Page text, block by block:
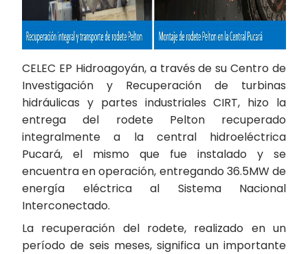
CELEC EP Hidroagoyán, a través de su Centro de
Investigación y Recuperación de turbinas
hidráulicas y partes industriales CIRT, hizo la
entrega del rodete Pelton recuperado
integralmente a la central hidroeléctrica
Pucará, el mismo que fue instalado y se
encuentra en operación, entregando 36.5MW de
energía eléctrica al Sistema Nacional
Interconectado.
La recuperación del rodete, realizado en un
período de seis meses, significa un importante